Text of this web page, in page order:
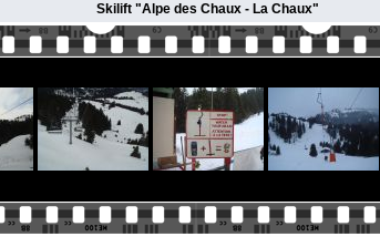
Skilift "Alpe des Chaux - La Chaux"